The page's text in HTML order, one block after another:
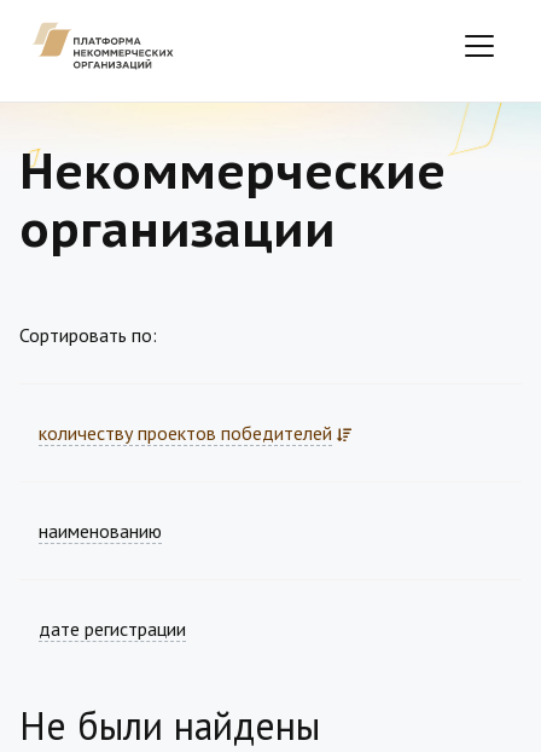
Некоммерческие
организации
Сортировать по:
количеству проектов победителей
наименованию
дате регистрации
Не были найдены